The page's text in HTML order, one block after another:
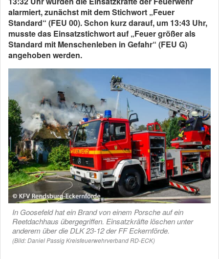
alarmiert, zunächst mit dem Stichwort „Feuer
Standard“ (FEU 00). Schon kurz darauf, um 13:43 Uhr,
musste das Einsatzstichwort auf „Feuer größer als
Standard mit Menschenleben in Gefahr“ (FEU G)
angehoben werden.
In Goosefeld hat ein Brand von einem Porsche auf ein
Reetdachhaus übergegriffen. Einsatzkräfte löschen unter
anderem über die DLK 23-12 der FF Eckernförde.
(Bild: Daniel Passig Kreisfeuerwehrverband RD-ECK)